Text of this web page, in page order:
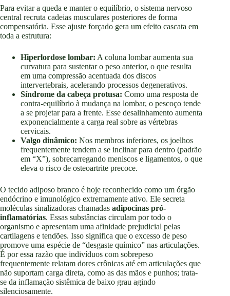
Para evitar a queda e manter o equilíbrio, o sistema nervoso
central recruta cadeias musculares posteriores de forma
compensatória. Esse ajuste forçado gera um efeito cascata em
toda a estrutura:
Hiperlordose lombar: A coluna lombar aumenta sua
curvatura para sustentar o peso anterior, o que resulta
em uma compressão acentuada dos discos
intervertebrais, acelerando processos degenerativos.
Síndrome da cabeça protusa: Como uma resposta de
contra-equilíbrio à mudança na lombar, o pescoço tende
a se projetar para a frente. Esse desalinhamento aumenta
exponencialmente a carga real sobre as vértebras
cervicais.
Valgo dinâmico: Nos membros inferiores, os joelhos
frequentemente tendem a se inclinar para dentro (padrão
em “X”), sobrecarregando meniscos e ligamentos, o que
eleva o risco de osteoartrite precoce.
O tecido adiposo branco é hoje reconhecido como um órgão
endócrino e imunológico extremamente ativo. Ele secreta
moléculas sinalizadoras chamadas adipocinas pró-
inflamatórias. Essas substâncias circulam por todo o
organismo e apresentam uma afinidade prejudicial pelas
cartilagens e tendões. Isso significa que o excesso de peso
promove uma espécie de “desgaste químico” nas articulações.
É por essa razão que indivíduos com sobrepeso
frequentemente relatam dores crônicas até em articulações que
não suportam carga direta, como as das mãos e punhos; trata-
se da inflamação sistêmica de baixo grau agindo
silenciosamente.